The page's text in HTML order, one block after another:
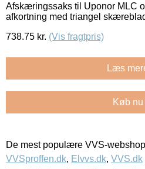
Afskæringssaks til Uponor MLC
afkortning med triangel
738.75 kr. (Vis fragtpris)
Læs
Køb nu
De mest populære VVS-
VVSproffen.dk, Elvvs.dk, VVS.dk